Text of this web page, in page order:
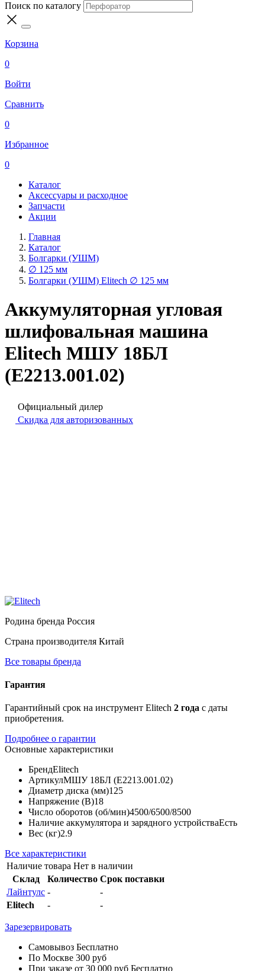
Поиск по каталогу
Корзина
0
Войти
Сравнить
0
Избранное
0
Каталог
Аксессуары и расходное
Запчасти
Акции
Главная
Каталог
Болгарки (УШМ)
∅ 125 мм
Болгарки (УШМ) Elitech ∅ 125 мм
Аккумуляторная угловая
шлифовальная машина
Elitech МШУ 18БЛ
(E2213.001.02)
Официальный дилер
Скидка для авторизованных
Родина бренда Россия
Страна производителя Китай
Все товары бренда
Гарантия
Гарантийный срок на инструмент Elitech 2 года с даты
приобретения.
Подробнее о гарантии
Основные характеристики
БрендElitech
АртикулМШУ 18БЛ (E2213.001.02)
Диаметр диска (мм)125
Напряжение (В)18
Число оборотов (об/мин)4500/6500/8500
Наличие аккумулятора и зарядного устройстваЕсть
Вес (кг)2.9
Все характеристики
Наличие товара Нет в наличии
Склад
Количество Срок поставки
Лайнтулс -
-
Elitech
- -
Зарезервировать
Самовывоз Бесплатно
По Москве 300 руб
При заказе от 30 000 руб Бесплатно